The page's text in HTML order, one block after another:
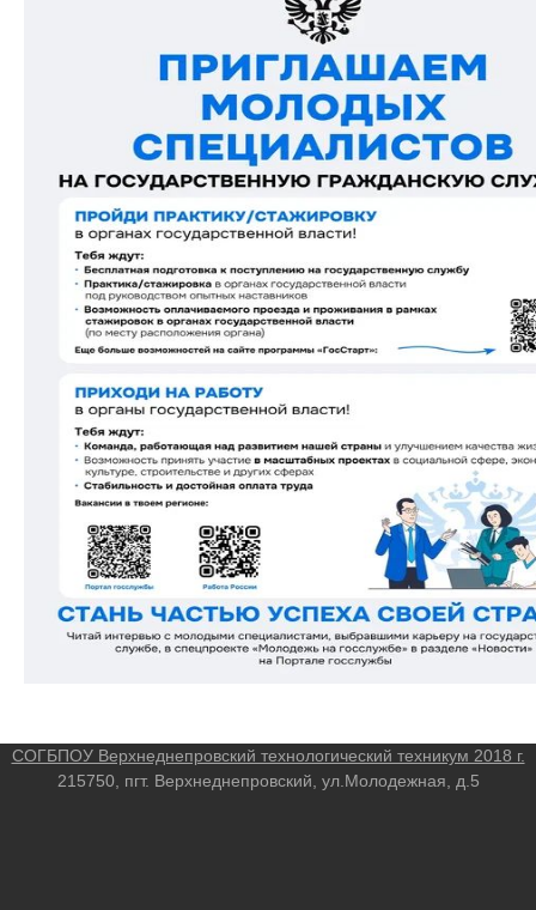
СОГБПОУ Верхнеднепровский технологический техникум 2018 г.
215750, пгт. Верхнеднепровский, ул.Молодежная, д.5